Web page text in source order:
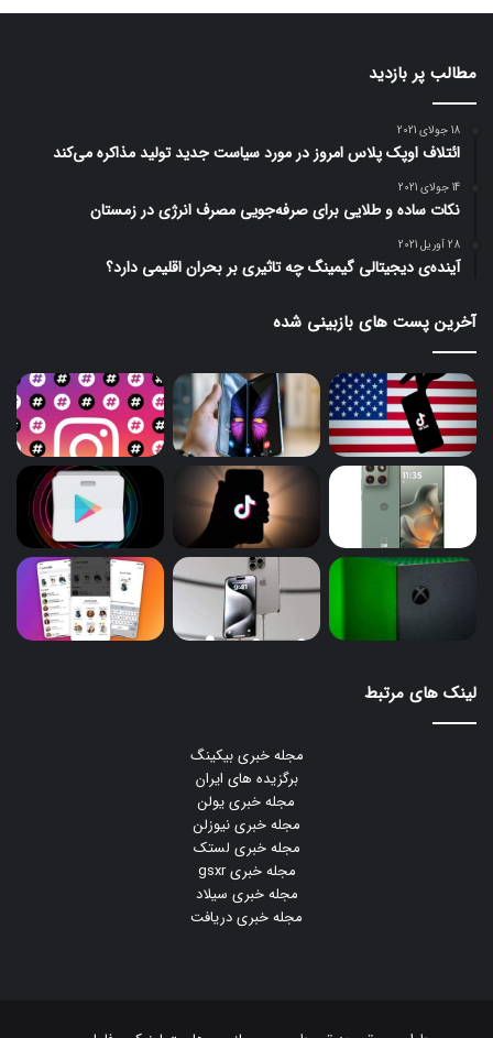
مطالب پر بازدید
18 جولای 2021
ائتلاف اوپک پلاس امروز در مورد سیاست جدید تولید مذاکره می‌کند
14 جولای 2021
نکات ساده و طلایی برای صرفه‌جویی مصرف انرژی در زمستان
28 آوریل 2021
آینده‌ی دیجیتالی گیمینگ چه تاثیری بر بحران اقلیمی دارد؟
آخرین پست های بازبینی شده
لینک های مرتبط
مجله خبری بیکینگ
برگزیده های ایران
مجله خبری یولن
مجله خبری نیوزلن
مجله خبری لستک
مجله خبری gsxr
مجله خبری سیلاد
مجله خبری دریافت